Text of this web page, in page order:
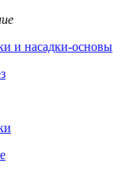
и насадки-основы